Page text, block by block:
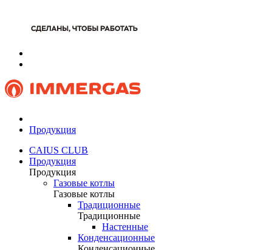
Продукция
CAIUS CLUB
Продукция
Продукция
Газовые котлы
Газовые котлы
Традиционные
Традиционные
Настенные
Конденсационные